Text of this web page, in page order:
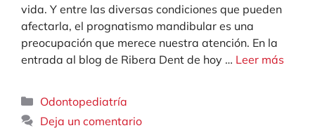
vida. Y entre las diversas condiciones que pueden
afectarla, el prognatismo mandibular es una
preocupación que merece nuestra atención. En la
entrada al blog de Ribera Dent de hoy … Leer más
Categorías
Odontopediatría
Deja un comentario